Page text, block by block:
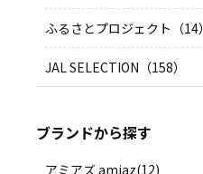
ふるさとプロジェクト（14）
JAL SELECTION（158）
ブランドから探す
アミアズ amiaz(12)